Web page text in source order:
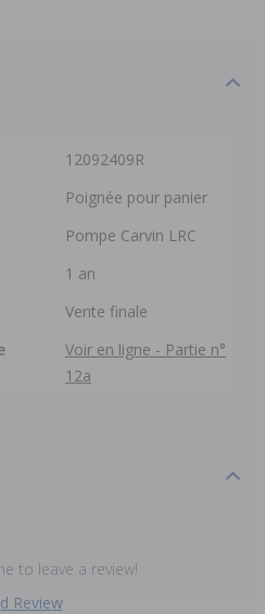
12092409R
Poignée pour panier
Pompe Carvin LRC
1 an
Vente finale
Voir en ligne - Partie n°
12a
to leave a review!
Review